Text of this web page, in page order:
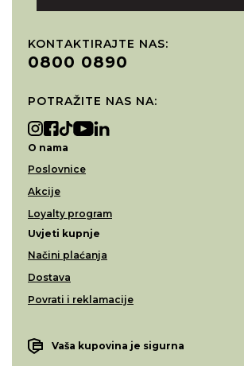
KONTAKTIRAJTE NAS:
0800 0890
POTRAŽITE NAS NA:
O nama
Poslovnice
Akcije
Loyalty program
Uvjeti kupnje
Načini plaćanja
Dostava
Povrati i reklamacije
Vaša kupovina je sigurna